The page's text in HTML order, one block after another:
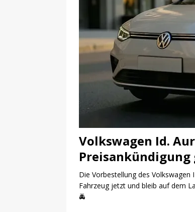
Volkswagen Id.
Die Vorbestellung des Volkswagen
Fahrzeug jetzt und bleib auf dem
🚔